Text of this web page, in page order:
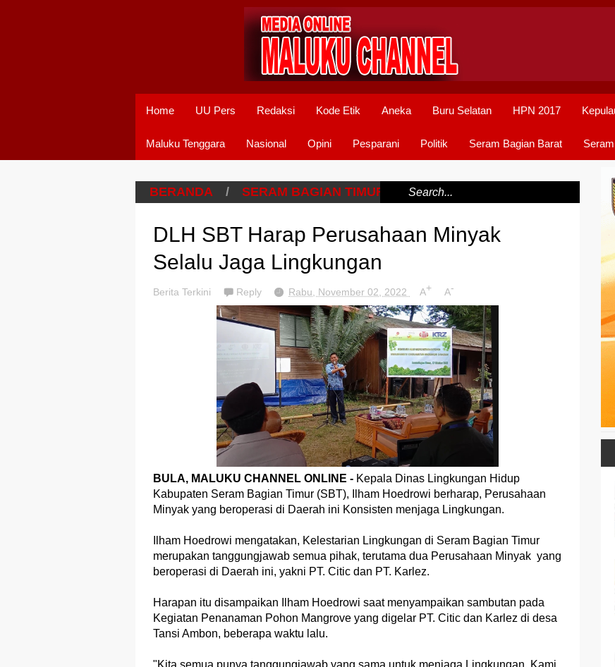
Home UU Pers Redaksi Kode Etik Aneka Buru Selatan HPN 2017
Maluku Tenggara Nasional Opini Pesparani Politik Seram Bagian Barat
BERANDA / SERAM BAGIAN TIMUR
DLH SBT Harap Perusahaan Minyak
Selalu Jaga Lingkungan
Berita Terkini Reply Rabu, November 02, 2022 A+ A-
BULA, MALUKU CHANNEL ONLINE - Kepala Dinas Lingkungan Hidup
Kabupaten Seram Bagian Timur (SBT), Ilham Hoedrowi berharap, Perusahaan
Minyak yang beroperasi di Daerah ini Konsisten menjaga Lingkungan.
Ilham Hoedrowi mengatakan, Kelestarian Lingkungan di Seram Bagian Timur
merupakan tanggungjawab semua pihak, terutama dua Perusahaan Minyak yang
beroperasi di Daerah ini, yakni PT. Citic dan PT. Karlez.
Harapan itu disampaikan Ilham Hoedrowi saat menyampaikan sambutan pada
Kegiatan Penanaman Pohon Mangrove yang digelar PT. Citic dan Karlez di desa
Tansi Ambon, beberapa waktu lalu.
"Kita semua punya tanggungjawab yang sama untuk menjaga Lingkungan. Kami